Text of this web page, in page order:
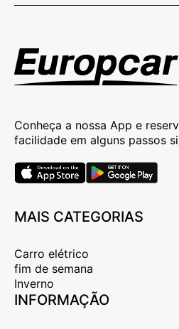
Conheça a nossa App e
facilidade em alguns passos
MAIS CATEGORIAS
Carro elétrico
fim de semana
Inverno
INFORMAÇÃO